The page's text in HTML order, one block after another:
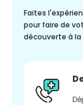
Faites
pour faire de
découverte à